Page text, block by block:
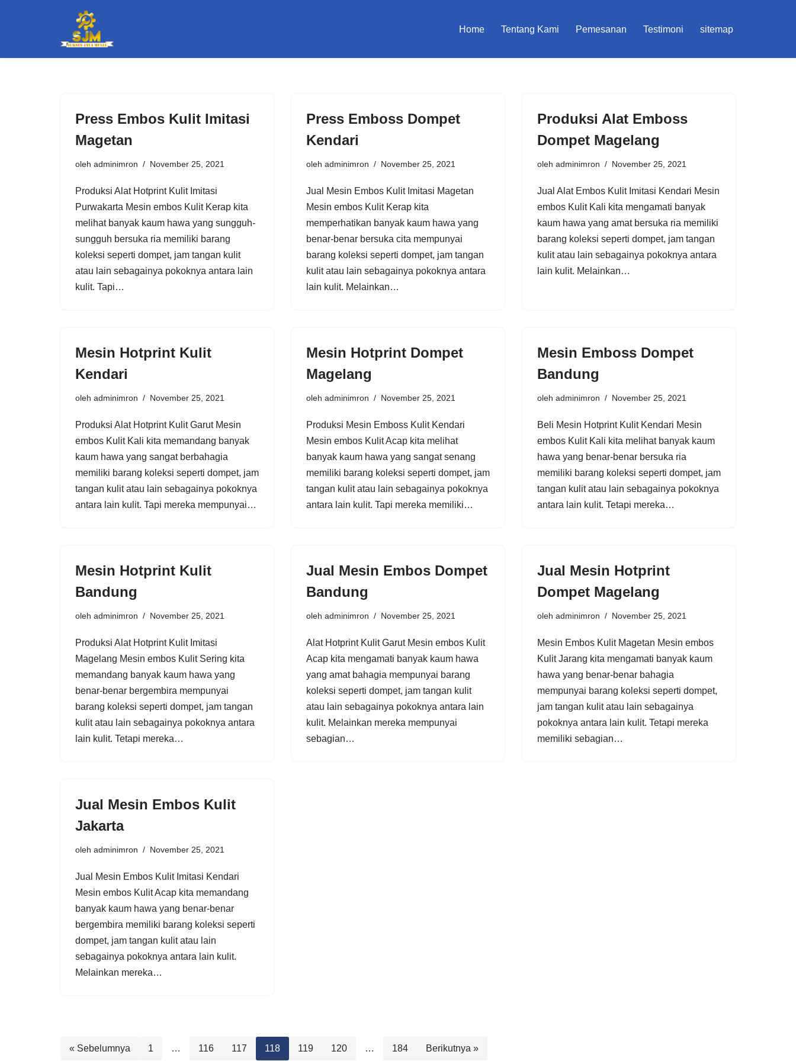
Home Tentang Kami Pemesanan Testimoni sitemap
Press Embos Kulit Imitasi
Magetan
oleh adminimron November 25, 2021
Produksi Alat Hotprint Kulit Imitasi
Purwakarta Mesin embos Kulit Kerap kita
melihat banyak kaum hawa yang sungguh-
sungguh bersuka ria memiliki barang
koleksi seperti dompet, jam tangan kulit
atau lain sebagainya pokoknya antara lain
kulit. Tapi…
Press Emboss Dompet
Kendari
oleh adminimron November 25, 2021
Jual Mesin Embos Kulit Imitasi Magetan
Mesin embos Kulit Kerap kita
memperhatikan banyak kaum hawa yang
benar-benar bersuka cita mempunyai
barang koleksi seperti dompet, jam tangan
kulit atau lain sebagainya pokoknya antara
lain kulit. Melainkan…
Produksi Alat Emboss
Dompet Magelang
oleh adminimron November 25, 2021
Jual Alat Embos Kulit Imitasi Kendari Mesin
embos Kulit Kali kita mengamati banyak
kaum hawa yang amat bersuka ria memiliki
barang koleksi seperti dompet, jam tangan
kulit atau lain sebagainya pokoknya antara
lain kulit. Melainkan…
Mesin Hotprint Kulit
Kendari
oleh adminimron November 25, 2021
Produksi Alat Hotprint Kulit Garut Mesin
embos Kulit Kali kita memandang banyak
kaum hawa yang sangat berbahagia
memiliki barang koleksi seperti dompet, jam
tangan kulit atau lain sebagainya pokoknya
antara lain kulit. Tapi mereka mempunyai…
Mesin Hotprint Dompet
Magelang
oleh adminimron November 25, 2021
Produksi Mesin Emboss Kulit Kendari
Mesin embos Kulit Acap kita melihat
banyak kaum hawa yang sangat senang
memiliki barang koleksi seperti dompet, jam
tangan kulit atau lain sebagainya pokoknya
antara lain kulit. Tapi mereka memiliki…
Mesin Emboss Dompet
Bandung
oleh adminimron November 25, 2021
Beli Mesin Hotprint Kulit Kendari Mesin
embos Kulit Kali kita melihat banyak kaum
hawa yang benar-benar bersuka ria
memiliki barang koleksi seperti dompet, jam
tangan kulit atau lain sebagainya pokoknya
antara lain kulit. Tetapi mereka…
Mesin Hotprint Kulit
Bandung
oleh adminimron November 25, 2021
Produksi Alat Hotprint Kulit Imitasi
Magelang Mesin embos Kulit Sering kita
memandang banyak kaum hawa yang
benar-benar bergembira mempunyai
barang koleksi seperti dompet, jam tangan
kulit atau lain sebagainya pokoknya antara
lain kulit. Tetapi mereka…
Jual Mesin Embos Dompet
Bandung
oleh adminimron November 25, 2021
Alat Hotprint Kulit Garut Mesin embos Kulit
Acap kita mengamati banyak kaum hawa
yang amat bahagia mempunyai barang
koleksi seperti dompet, jam tangan kulit
atau lain sebagainya pokoknya antara lain
kulit. Melainkan mereka mempunyai
sebagian…
Jual Mesin Hotprint
Dompet Magelang
oleh adminimron November 25, 2021
Mesin Embos Kulit Magetan Mesin embos
Kulit Jarang kita mengamati banyak kaum
hawa yang benar-benar bahagia
mempunyai barang koleksi seperti dompet,
jam tangan kulit atau lain sebagainya
pokoknya antara lain kulit. Tetapi mereka
memiliki sebagian…
Jual Mesin Embos Kulit
Jakarta
oleh adminimron November 25, 2021
Jual Mesin Embos Kulit Imitasi Kendari
Mesin embos Kulit Acap kita memandang
banyak kaum hawa yang benar-benar
bergembira memiliki barang koleksi seperti
dompet, jam tangan kulit atau lain
sebagainya pokoknya antara lain kulit.
Melainkan mereka…
« Sebelumnya 1 … 116 117 118 119 120 … 184 Berikutnya »